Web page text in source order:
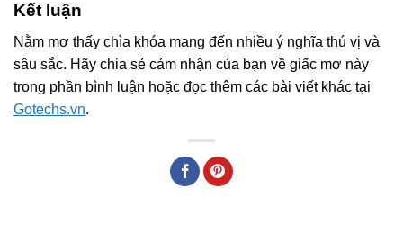
Kết luận
Nằm mơ thấy chìa khóa mang đến nhiều ý nghĩa thú vị và
sâu sắc. Hãy chia sẻ cảm nhận của bạn về giấc mơ này
trong phần bình luận hoặc đọc thêm các bài viết khác tại
Gotechs.vn.